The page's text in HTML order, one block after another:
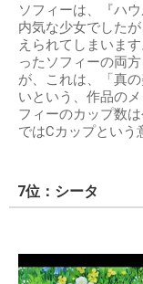
ソフィーは、『ハ
内気な少女でした
えられてしまいま
ったソフィーの両
が、これは、「真
いという、作品の
フィーのカップ数
ではCカップという
7位：シータ